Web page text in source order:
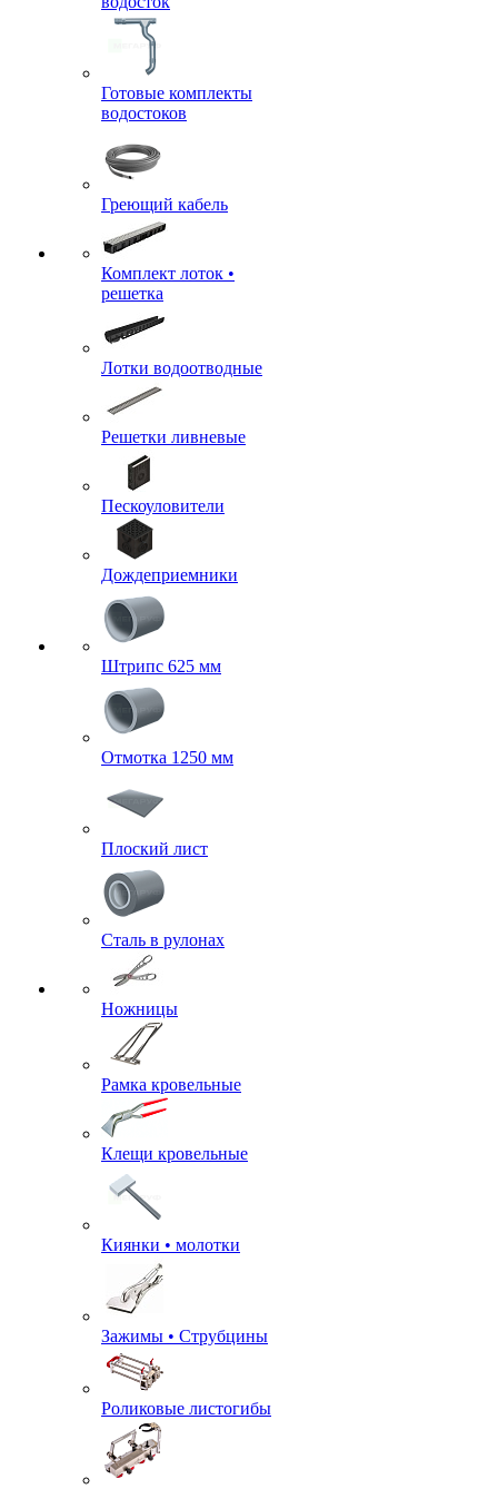
Готовые комплекты
водостоков
Греющий кабель
Комплект лоток •
решетка
Лотки водоотводные
Решетки ливневые
Пескоуловители
Дождеприемники
Штрипс 625 мм
Отмотка 1250 мм
Плоский лист
Сталь в рулонах
Ножницы
Рамка кровельные
Клещи кровельные
Киянки • молотки
Зажимы • Струбцины
Роликовые листогибы